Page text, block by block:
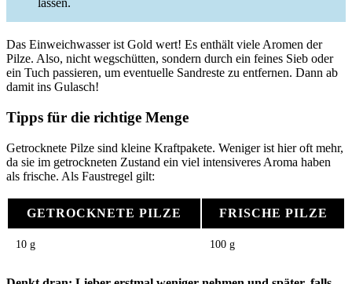
lassen.
Das Einweichwasser ist Gold wert! Es enthält viele Aromen der
Pilze. Also, nicht wegschütten, sondern durch ein feines Sieb oder
ein Tuch passieren, um eventuelle Sandreste zu entfernen. Dann ab
damit ins Gulasch!
Tipps für die richtige Menge
Getrocknete Pilze sind kleine Kraftpakete. Weniger ist hier oft mehr,
da sie im getrockneten Zustand ein viel intensiveres Aroma haben
als frische. Als Faustregel gilt:
GETROCKNETE PILZE FRISCHE PILZE
10 g 100 g